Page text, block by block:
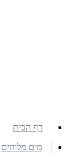
דף הבית
מים מלוחים